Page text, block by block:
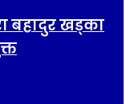
बहादुर खड्का